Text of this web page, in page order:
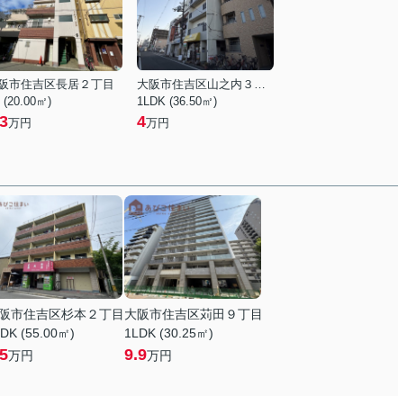
市住吉区長居２丁目
(20.00㎡)
万円
大阪市住吉区山之内３丁目
1LDK (36.50㎡)
4万円
市住吉区杉本２丁目
(55.00㎡)
万円
大阪市住吉区苅田９丁目
1LDK (30.25㎡)
9.9万円